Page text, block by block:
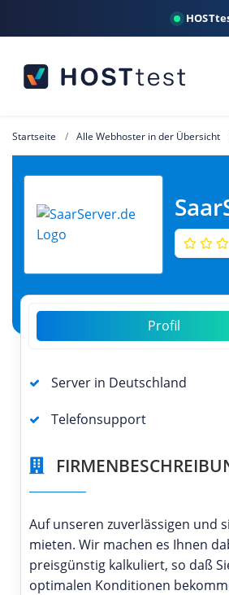
Startseite Alle Webhoster in der Übersicht
Profil
Server in Deutschland
Telefonsupport
Auf unseren zuverlässigen und
mieten. Wir machen es Ihnen
preisgünstig kalkuliert, so daß
optimalen Konditionen